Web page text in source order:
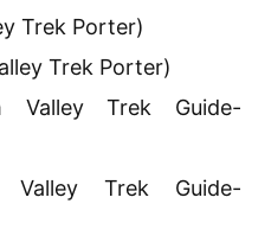
Trek Porter)
Trek Porter)
Valley Trek Guide-
Valley Trek Guide-